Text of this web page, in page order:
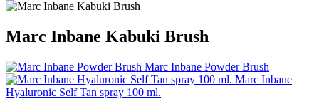
Marc Inbane Kabuki Brush
Marc Inbane Powder Brush
Marc Inbane
Hyaluronic Self Tan spray 100 ml.